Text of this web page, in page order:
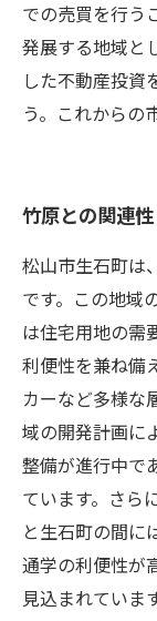
での売買を行う
発展する地域と
した不動産投資
う。これからの
竹原との関連
松山市生石町は
です。この地域
は住宅用地の需
利便性を兼ね備
カーなど多様な
域の開発計画に
整備が進行中で
ています。さら
と生石町の間に
通学の利便性が
見込まれていま